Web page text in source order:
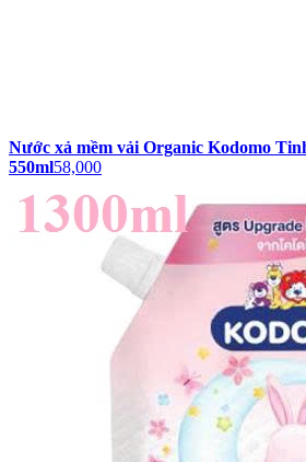
Nước xả mềm vải Organic Kodomo
550ml58,000